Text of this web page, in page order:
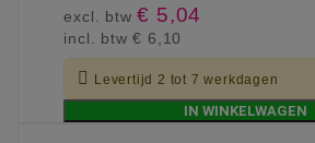
excl. btw€ 5,04
incl. btw€ 6,10
 Levertijd 2 tot 7 werkdagen
IN WINKELWAGEN